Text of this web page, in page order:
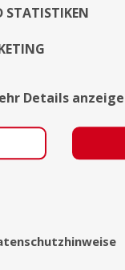
dezent im
der
Über
STATISTIKEN
Details